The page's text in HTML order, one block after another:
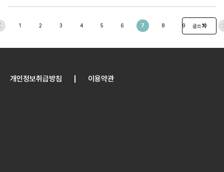
1 2 3 4 5 6 7 8 9 10
글쓰기
개인정보취급방침 이용약관